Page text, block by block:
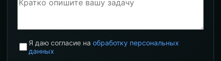
Я даю согласие на обработку персональных
данных